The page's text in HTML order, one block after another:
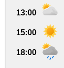
13:00
15:00
18:00